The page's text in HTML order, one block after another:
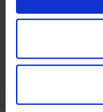
LE71429
lampa